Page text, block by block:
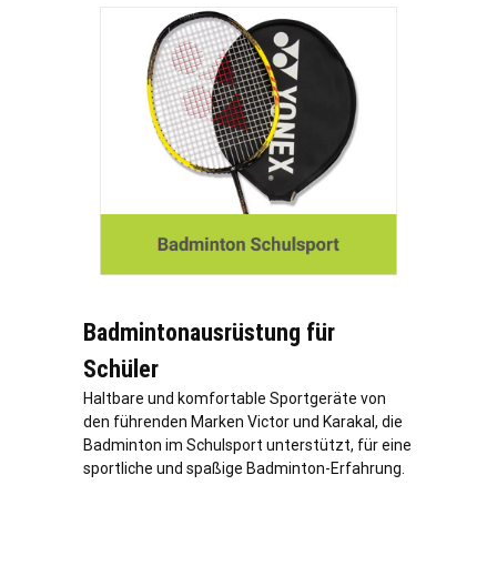
Badmintonausrüstung für
Schüler
Haltbare und komfortable Sportgeräte von
den führenden Marken Victor und Karakal, die
Badminton im Schulsport unterstützt, für eine
sportliche und spaßige Badminton-Erfahrung.